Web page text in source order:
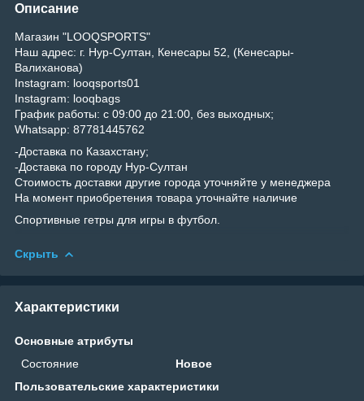
Описание
Магазин "LOOQSPORTS"
Наш адрес: г. Нур-Султан, Кенесары 52, (Кенесары-
Валиханова)
Instagram: looqsports01
Instagram: looqbags
График работы: с 09:00 до 21:00, без выходных;
Whatsapp: 87781445762
-Доставка по Казахстану;
-Доставка по городу Нур-Султан
Стоимость доставки другие города уточняйте у менеджера
На момент приобретения товара уточнайте наличие
Спортивные гетры для игры в футбол.
Скрыть
Характеристики
Основные атрибуты
Состояние
Новое
Пользовательские характеристики